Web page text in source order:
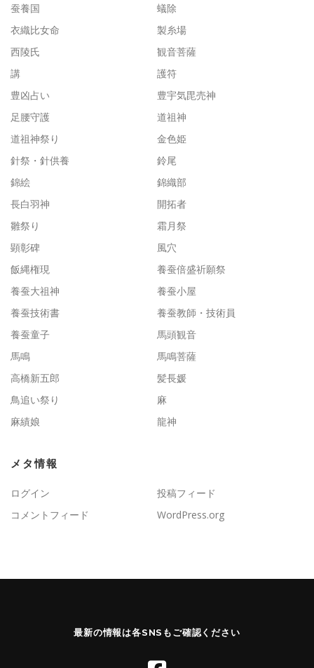
蚕養国
蟻除
衣織比女命
製糸場
西陵氏
観音菩薩
講
護符
豊凶占い
豊宇気毘売神
足腰守護
道祖神
道祖神祭り
金色姫
針祭・針供養
鈴尾
錦絵
錦織部
長白羽神
開拓者
雛祭り
霜月祭
顕彰碑
風穴
飯縄権現
養蚕倍盛祈願祭
養蚕大祖神
養蚕小屋
養蚕技術書
養蚕教師・技術員
養蚕童子
馬頭観音
馬鳴
馬鳴菩薩
高橋新五郎
髪長媛
鳥追い祭り
麻
麻績娘
龍神
メタ情報
ログイン
投稿フィード
コメントフィード
WordPress.org
最新の情報は各SNSもご確認ください